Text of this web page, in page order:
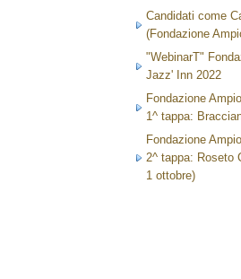
Candidati come
(Fondazione
"WebinarT"
Jazz' Inn 2022
Fondazione
1^ tappa:
Fondazione
2^ tappa: Roseto
1 ottobre)